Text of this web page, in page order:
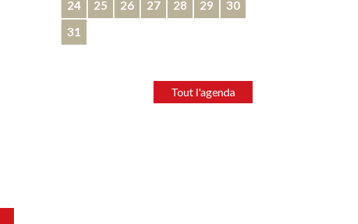
24
25 26 27 28 29
30
31
Tout l'agenda